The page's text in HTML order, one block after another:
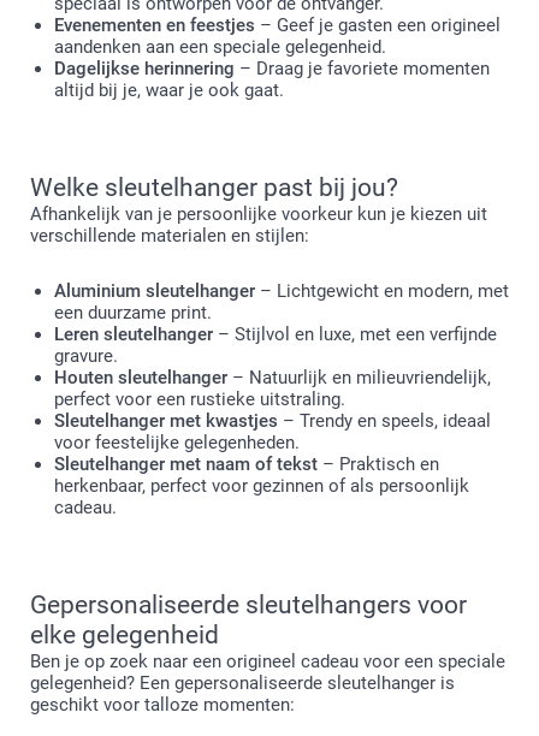
Evenementen en feestjes – Geef je gasten een origineel
aandenken aan een speciale gelegenheid.
Dagelijkse herinnering – Draag je favoriete momenten
altijd bij je, waar je ook gaat.
Welke sleutelhanger past bij jou?
Afhankelijk van je persoonlijke voorkeur kun je kiezen uit
verschillende materialen en stijlen:
Aluminium sleutelhanger – Lichtgewicht en modern, met
een duurzame print.
Leren sleutelhanger – Stijlvol en luxe, met een verfijnde
gravure.
Houten sleutelhanger – Natuurlijk en milieuvriendelijk,
perfect voor een rustieke uitstraling.
Sleutelhanger met kwastjes – Trendy en speels, ideaal
voor feestelijke gelegenheden.
Sleutelhanger met naam of tekst – Praktisch en
herkenbaar, perfect voor gezinnen of als persoonlijk
cadeau.
Gepersonaliseerde sleutelhangers voor
elke gelegenheid
Ben je op zoek naar een origineel cadeau voor een speciale
gelegenheid? Een gepersonaliseerde sleutelhanger is
geschikt voor talloze momenten: